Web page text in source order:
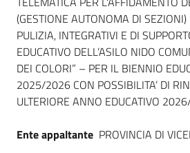
Seguici
su
(GESTIONE AUTONOMA DI
PULIZIA, INTEGRATIVI E DI
EDUCATIVO DELL’ASILO NIDO
DEI COLORI” – PER IL BIENNIO
2025/2026 CON POSSIBILITA’ DI
ULTERIORE ANNO EDUCATIVO
Ente appaltante PROVINCIA DI